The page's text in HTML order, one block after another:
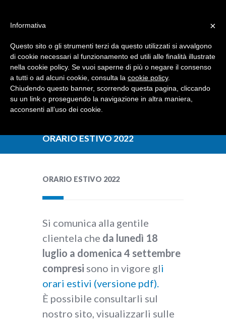
ORARIO ESTIVO 2022
ORARIO ESTIVO 2022
Si comunica alla gentile
clientela che da lunedì 18
luglio a domenica 4 settembre
compresi sono in vigore gli
orari estivi (versione pdf).
È possibile consultarli sul
nostro sito, visualizzarli sulle
×
Informativa
Questo sito o gli strumenti terzi da questo utilizzati si avvalgono
di cookie necessari al funzionamento ed utili alle finalità illustrate
nella cookie policy. Se vuoi saperne di più o negare il consenso
a tutti o ad alcuni cookie, consulta la cookie policy.
Chiudendo questo banner, scorrendo questa pagina, cliccando
su un link o proseguendo la navigazione in altra maniera,
acconsenti all’uso dei cookie.